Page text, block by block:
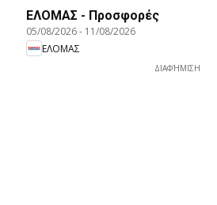
ΕΛΟΜΑΣ - Προσφορές
05/08/2026- 11/08/2026
ΕΛΟΜΑΣ
ΔΙΑΦΉΜΙΣΗ